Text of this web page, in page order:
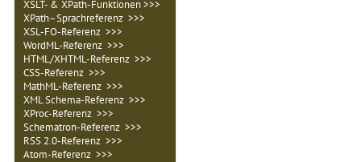
XSLT- & XPath-Funktionen >>>
XPath–Sprachreferenz >>>
XSL-FO-Referenz >>>
WordML-Referenz >>>
HTML/XHTML-Referenz >>>
CSS-Referenz >>>
MathML-Referenz >>>
XML Schema-Referenz >>>
XProc-Referenz >>>
Schematron-Referenz >>>
RSS 2.0-Referenz >>>
Atom-Referenz >>>